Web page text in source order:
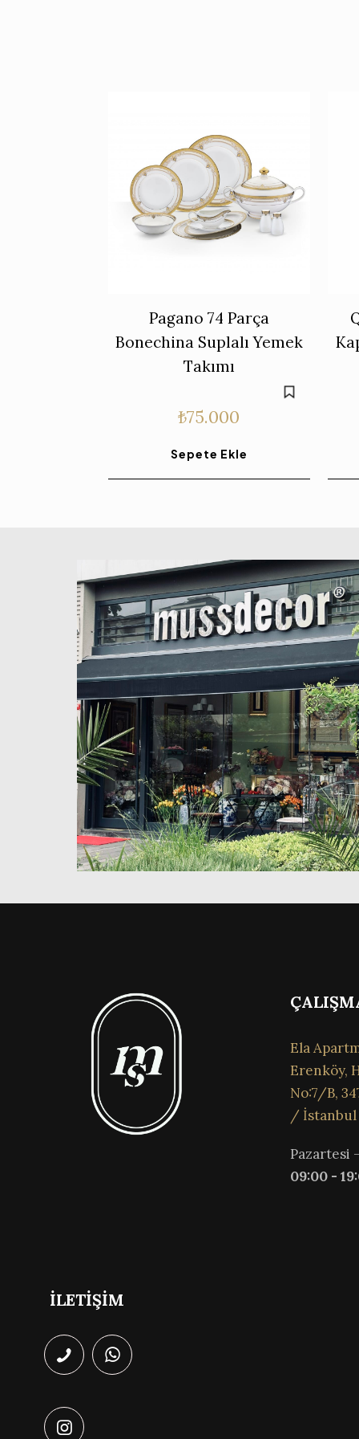
Pagano 74 Parça
Bonechina Suplalı Yemek
Takımı
₺75.000
Sepete Ekle
Ela
Erenköy,
No:7/B,
/ İstanbul
Pazartesi
09:00 -
İLETİŞİM